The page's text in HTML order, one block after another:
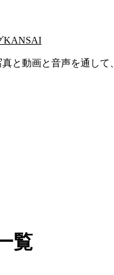
と動画と音声を通し
覧